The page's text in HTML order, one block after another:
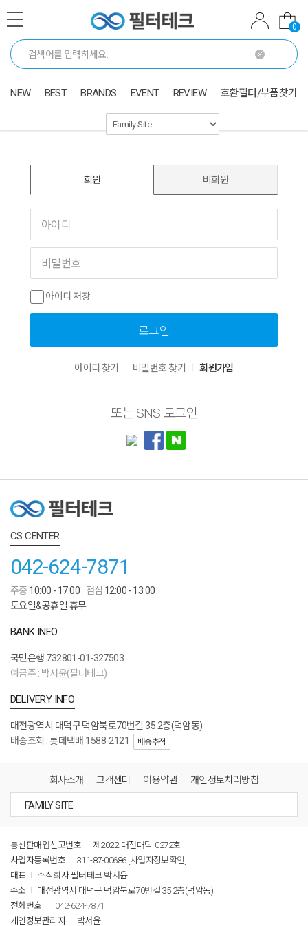
0
NEW BEST BRANDS EVENT REVIEW 호환필터/부품찾기
회원 비회원
아이디 저장
로그인
아이디 찾기 비밀번호 찾기 회원가입
또는 SNS 로그인
CS CENTER
042-624-7871
주중 10:00 - 17:00 점심 12:00 - 13:00
토요일&공휴일 휴무
BANK INFO
국민은행 732801-01-327503
예금주 : 박서윤(필터테크)
DELIVERY INFO
대전광역시 대덕구 덕암북로70번길 35 2층(덕암동)
배송조회 : 롯데택배 1588-2121
배송추적
회사소개 고객센터 이용약관 개인정보처리방침
통신판매업신고번호
제2022-대전대덕-0272호
사업자등록번호
311-87-00686 [사업자정보확인]
대표
주식회사 필터테크 박서윤
주소
대전광역시 대덕구 덕암북로70번길 35 2층(덕암동)
전화번호
042-624-7871
개인정보관리자
박서윤